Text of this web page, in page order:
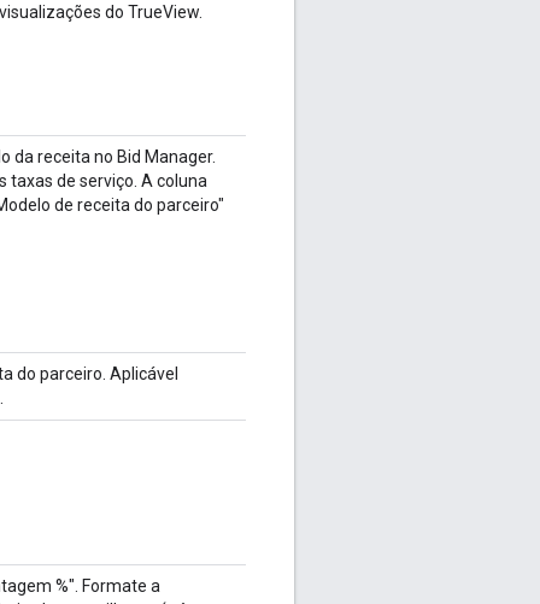
do TrueView.
da receita no Bid Manager.
taxas de serviço. A coluna
de receita do parceiro"
do parceiro. Aplicável
%". Formate a